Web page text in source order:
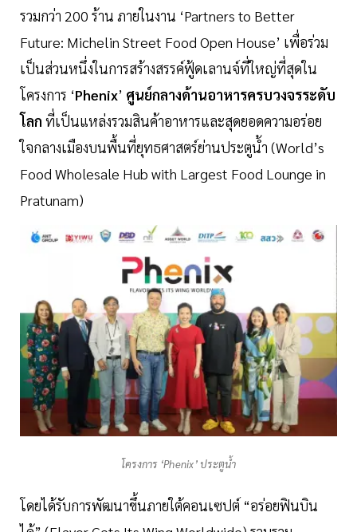
รวมกว่า 200 ร้าน ภายในงาน ‘Partners to Better
Future: Michelin Street Food Open House’ เพื่อร่วม
เป็นส่วนหนึ่งในการสร้างสรรค์ฟู้ดเลานจ์ที่ใหญ่ที่สุดใน
โครงการ ‘Phenix’ ศูนย์กลางด้านอาหารครบวงจรระดับ
โลก ที่เป็นแหล่งรวมสินค้าอาหารและสุดยอดความอร่อย
ใจกลางเมืองบนพื้นที่ยุทธศาสตร์ย่านประตูน้ำ (World’s
Food Wholesale Hub with Largest Food Lounge in
Pratunam)
โครงการ ‘Phenix’ ประตูน้ำ
โดยได้รับการพัฒนาขึ้นภายใต้คอนเซปต์ “อร่อยฟินบิน